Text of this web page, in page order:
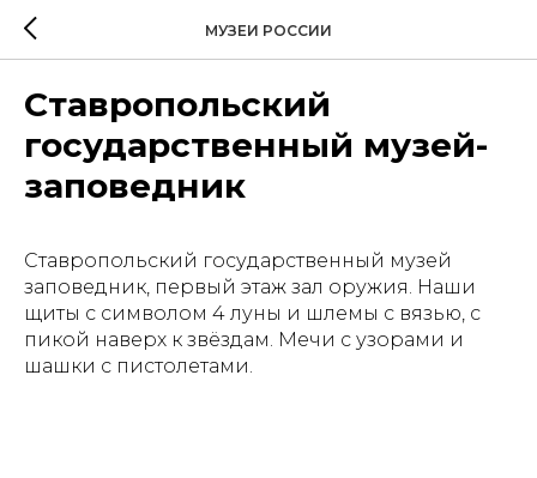
МУЗЕИ РОССИИ
Ставропольский
государственный музей-
заповедник
Ставропольский государственный музей
заповедник, первый этаж зал оружия. Наши
щиты с символом 4 луны и шлемы с вязью, с
пикой наверх к звёздам. Мечи с узорами и
шашки с пистолетами.